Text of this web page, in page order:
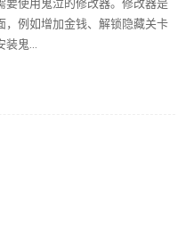
使用鬼泣的修改器。修改器是
例如增加金钱、解锁隐藏关卡
装鬼...